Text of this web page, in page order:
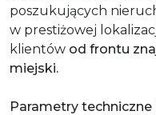
poszukujących
w prestiżowej
klientów od frontu
miejski.
Parametry techniczne